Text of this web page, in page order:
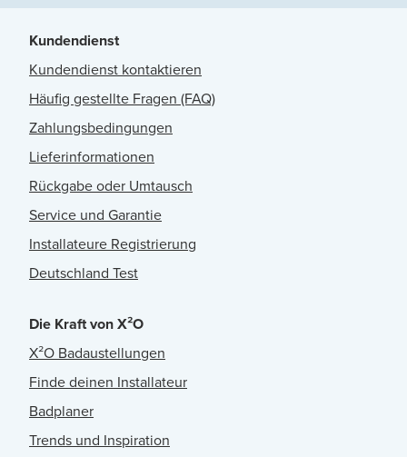
Kundendienst
Kundendienst kontaktieren
Häufig gestellte Fragen (FAQ)
Zahlungsbedingungen
Lieferinformationen
Rückgabe oder Umtausch
Service und Garantie
Installateure Registrierung
Deutschland Test
Die Kraft von X²O
X²O Badaustellungen
Finde deinen Installateur
Badplaner
Trends und Inspiration